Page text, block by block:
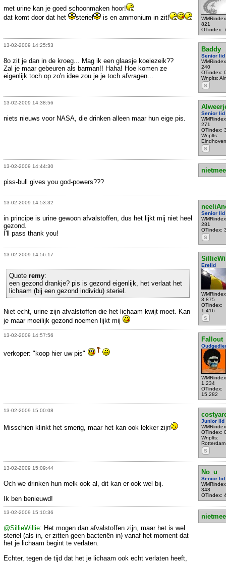
821
OTindex:
met urine kan je goed schoonmaken hoor!
dat komt door dat het
steriel is en ammonium in zit!
13-02-2009 14:25:53
Baddy
Senior lid
240
OTindex:
Wnplts:
S
8o zit je dan in de kroeg... Mag ik een glaasje koeiezeik??
Zal je maar gebeuren als barman!! Haha! Hoe komen ze
eigenlijk toch op zo'n idee zou je je toch afvragen...
13-02-2009 14:38:56
Senior lid
271
OTindex:
Wnplts:
Eindhoven
S
niets nieuws voor NASA, die drinken alleen maar hun eige pis.
13-02-2009 14:44:30
piss-bull gives you god-powers???
13-02-2009 14:53:32
Senior lid
281
OTindex:
S
in principe is urine gewoon afvalstoffen, dus het lijkt mij niet heel
gezond.
I'll pass thank you!
13-02-2009 14:56:17
Erelid
3.875
OTindex:
1.416
S
Quote remy:
een gezond drankje? pis is gezond eigenlijk, het verlaat het
lichaam (bij een gezond individu) steriel.
Niet echt, urine zijn afvalstoffen die het lichaam kwijt moet. Kan
je maar moeilijk gezond noemen lijkt mij
13-02-2009 14:57:56
Fallout
1.234
OTindex:
15.282
verkoper: "koop hier uw pis"
13-02-2009 15:00:08
Junior lid
OTindex:
Wnplts:
Rotterdam
S
Misschien klinkt het smerig, maar het kan ook lekker zijn
13-02-2009 15:09:44
No_u
Senior lid
348
OTindex:
Och we drinken hun melk ook al, dit kan er ook wel bij.
Ik ben benieuwd!
13-02-2009 15:10:36
@SillieWillie: Het mogen dan afvalstoffen zijn, maar het is wel
steriel (als in, er zitten geen bacteriën in) vanaf het moment dat
het je lichaam begint te verlaten.
Echter, tegen de tijd dat het je lichaam ook echt verlaten heeft,